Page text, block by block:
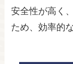
安全性が高く
ため、効率的